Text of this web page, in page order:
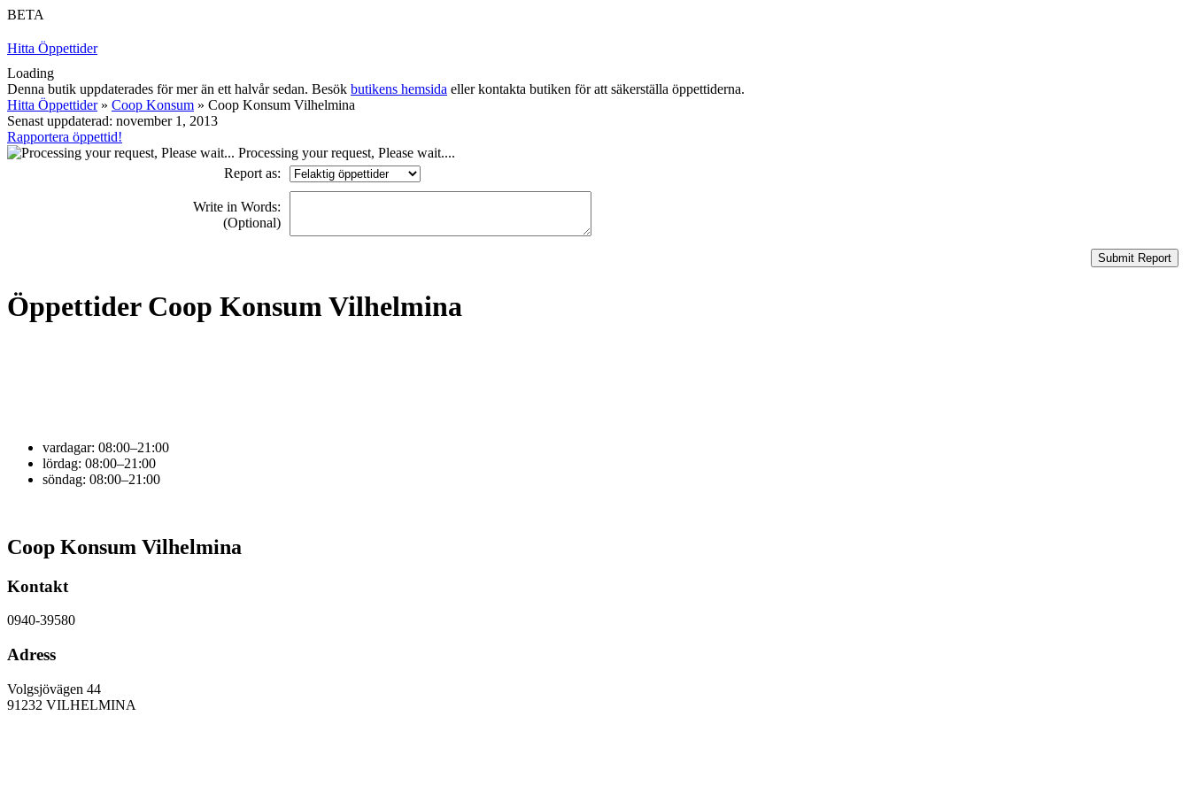
BETA
Hitta Öppettider
Loading
Denna butik uppdaterades för mer än ett halvår sedan. Besök butikens hemsida eller kontakta butiken för att säkerställa öppettiderna.
Hitta Öppettider» Coop Konsum » Coop Konsum Vilhelmina
Senast uppdaterad: november 1, 2013
Rapportera öppettid!
Processing your request, Please wait....
Report as:
Write in Words:
(Optional)
Öppettider Coop Konsum Vilhelmina
vardagar: 08:00–21:00
lördag: 08:00–21:00
söndag: 08:00–21:00
Coop Konsum Vilhelmina
Kontakt
0940-39580
Adress
Volgsjövägen 44
91232 VILHELMINA